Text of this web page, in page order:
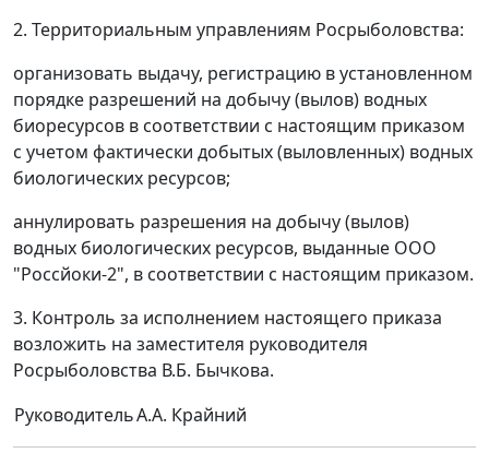
2. Территориальным управлениям Росрыболовства:
организовать выдачу, регистрацию в установленном
порядке разрешений на добычу (вылов) водных
биоресурсов в соответствии с настоящим приказом
с учетом фактически добытых (выловленных) водных
биологических ресурсов;
аннулировать разрешения на добычу (вылов)
водных биологических ресурсов, выданные ООО
"Россйоки-2", в соответствии с настоящим приказом.
3. Контроль за исполнением настоящего приказа
возложить на заместителя руководителя
Росрыболовства В.Б. Бычкова.
РуководительА.А. Крайний